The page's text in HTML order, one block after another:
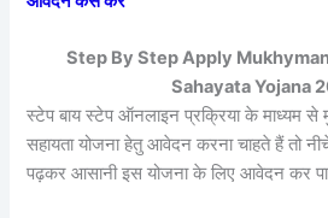
Step By Step Apply
Sahayata Yojana
स्टेप बाय स्टेप ऑनलाइन प्रक्रिया के माध्यम
सहायता योजना हेतु आवेदन करना चाहते हैं तो
पढ़कर आसानी इस योजना के लिए आवेदन कर